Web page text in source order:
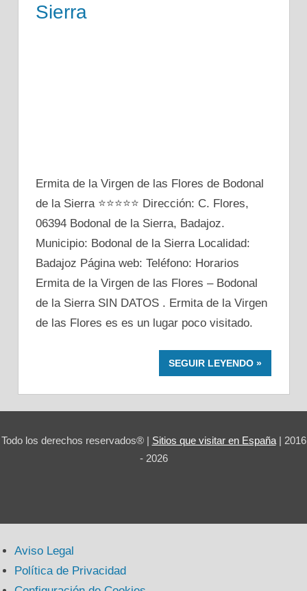
Sierra
Ermita de la Virgen de las Flores de Bodonal
de la Sierra ⭐⭐⭐⭐⭐ Dirección: C. Flores,
06394 Bodonal de la Sierra, Badajoz.
Municipio: Bodonal de la Sierra Localidad:
Badajoz Página web: Teléfono: Horarios
Ermita de la Virgen de las Flores – Bodonal
de la Sierra SIN DATOS . Ermita de la Virgen
de las Flores es es un lugar poco visitado.
SEGUIR LEYENDO
Todo los derechos reservados® | Sitios que visitar en España| 2016
- 2026
Aviso Legal
Política de Privacidad